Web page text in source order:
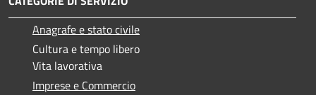
Anagrafe e stato civile
Cultura e tempo libero
Vita lavorativa
Imprese e Commercio